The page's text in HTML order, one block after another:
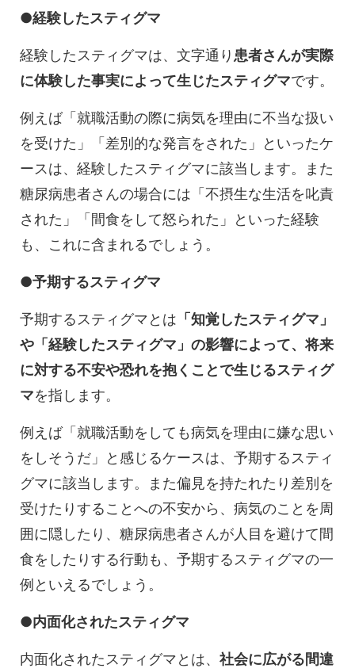
●経験したスティグマ
経験したスティグマは、文字通り 患者さんが実際
に体験した事実によって生じたスティグマです。
例えば「就職活動の際に病気を理由に不当な扱い
を受けた」「差別的な発言をされた」といったケ
ースは、経験したスティグマに該当します。また
糖尿病患者さんの場合には「不摂生な生活を叱責
された」「間食をして怒られた」といった経験
も、これに含まれるでしょう。
●予期するスティグマ
予期するスティグマとは 「知覚したスティグマ」
や「経験したスティグマ」の影響によって、将来
に対する不安や恐れを抱くことで生じるスティグ
マを指します。
例えば「就職活動をしても病気を理由に嫌な思い
をしそうだ」と感じるケースは、予期するスティ
グマに該当します。また偏見を持たれたり差別を
受けたりすることへの不安から、病気のことを周
囲に隠したり、糖尿病患者さんが人目を避けて間
食をしたりする行動も、予期するスティグマの一
例といえるでしょう。
●内面化されたスティグマ
内面化されたスティグマとは、 社会に広がる間違